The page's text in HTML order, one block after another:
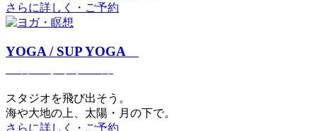
さらに詳しく・ご予約
YOGA / SUP YOGA
スタジオを⾶び出そう。
海や大地の上、太陽・⽉の下で。
さらに詳しく・ご予約